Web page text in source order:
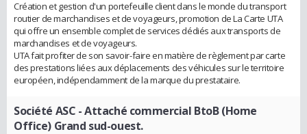
Création et gestion d'un portefeuille client dans le monde du transport
routier de marchandises et de voyageurs, promotion de La Carte UTA
qui offre un ensemble complet de services dédiés aux transports de
marchandises et de voyageurs.
UTA fait profiter de son savoir-faire en matière de règlement par carte
des prestations liées aux déplacements des véhicules sur le territoire
européen, indépendamment de la marque du prestataire.
Société ASC - Attaché commercial BtoB (Home
Office) Grand sud-ouest.